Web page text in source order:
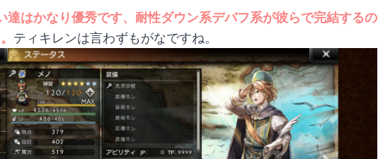
達はかなり優秀です、耐性ダウン系デバフ系が彼らで完結するの
ティキレンは言わずもがなですね。